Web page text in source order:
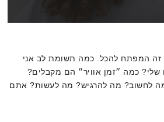
זה המפתח להכל. כמה תשומת לב אני
שלי? כמה ״זמן אוויר״ הם מקבלים?
מה לחשוב? מה להרגיש? מה לעשות? אתם